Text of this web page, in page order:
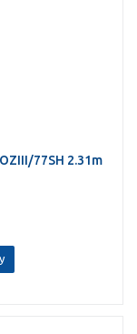
77SH 2.31m